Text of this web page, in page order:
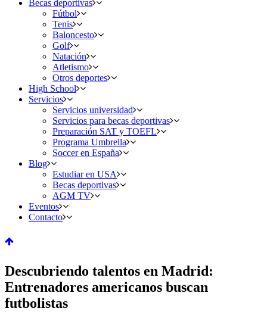
Becas deportivas
Fútbol
Tenis
Baloncesto
Golf
Natación
Atletismo
Otros deportes
High School
Servicios
Servicios universidad
Servicios para becas deportivas
Preparación SAT y TOEFL
Programa Umbrella
Soccer en España
Blog
Estudiar en USA
Becas deportivas
AGM TV
Eventos
Contacto
Descubriendo talentos en Madrid:
Entrenadores americanos buscan
futbolistas